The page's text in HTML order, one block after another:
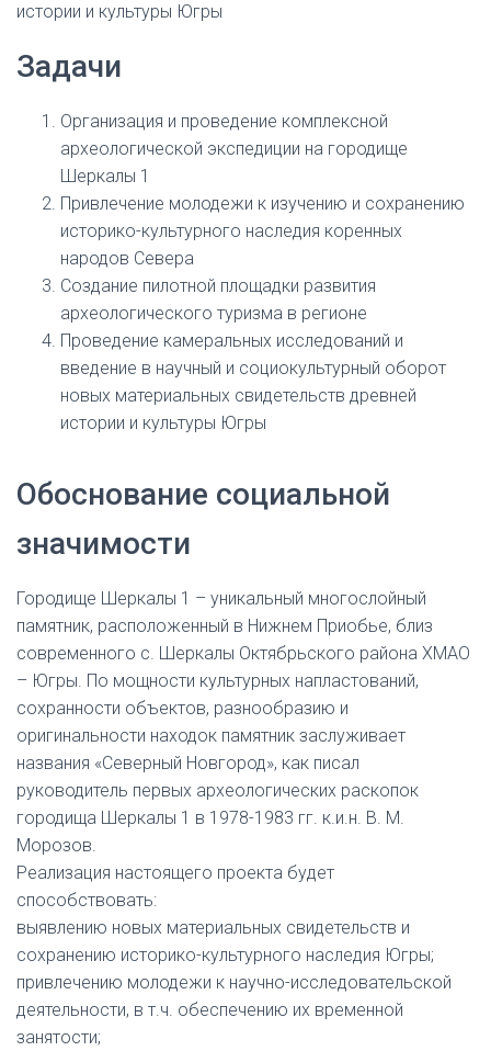
истории и культуры Югры
Задачи
Организация и проведение комплексной
археологической экспедиции на городище
Шеркалы 1
Привлечение молодежи к изучению и сохранению
историко-культурного наследия коренных
народов Севера
Создание пилотной площадки развития
археологического туризма в регионе
Проведение камеральных исследований и
введение в научный и социокультурный оборот
новых материальных свидетельств древней
истории и культуры Югры
Обоснование социальной
значимости
Городище Шеркалы 1 – уникальный многослойный
памятник, расположенный в Нижнем Приобье, близ
современного с. Шеркалы Октябрьского района ХМАО
– Югры. По мощности культурных напластований,
сохранности объектов, разнообразию и
оригинальности находок памятник заслуживает
названия «Северный Новгород», как писал
руководитель первых археологических раскопок
городища Шеркалы 1 в 1978-1983 гг. к.и.н. В. М.
Морозов.
Реализация настоящего проекта будет
способствовать:
выявлению новых материальных свидетельств и
сохранению историко-культурного наследия Югры;
привлечению молодежи к научно-исследовательской
деятельности, в т.ч. обеспечению их временной
занятости;